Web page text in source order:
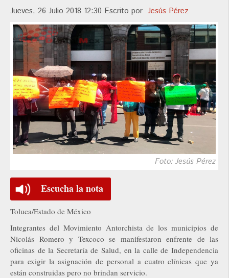
Jueves, 26 Julio 2018 12:30 Escrito por Jesús Pérez
Foto: Jesús Pérez
Escucha la nota
Toluca/Estado de México
Integrantes del Movimiento Antorchista de los municipios de
Nicolás Romero y Texcoco se manifestaron enfrente de las
oficinas de la Secretaría de Salud, en la calle de Independencia
para exigir la asignación de personal a cuatro clínicas que ya
están construidas pero no brindan servicio.